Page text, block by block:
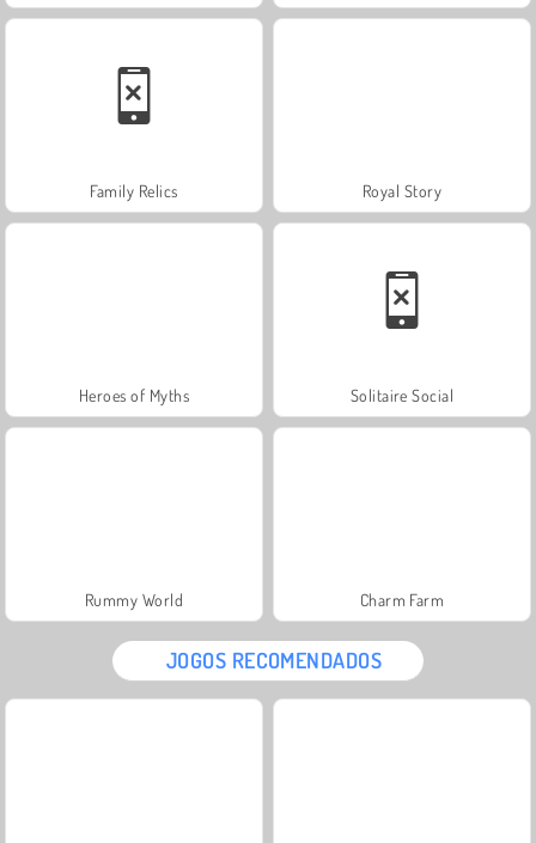
Family Relics Royal Story
Heroes of Myths Solitaire Social
Rummy World Charm Farm
JOGOS RECOMENDADOS